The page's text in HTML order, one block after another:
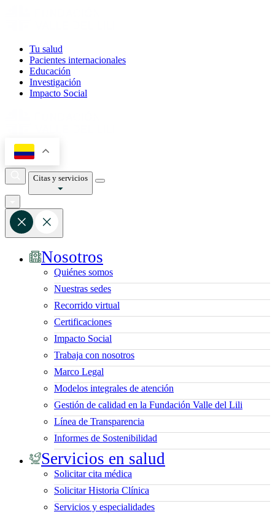
Tu salud
Pacientes internacionales
Educación
Investigación
Impacto Social
Citas y servicios
Nosotros
Quiénes somos
Nuestras sedes
Recorrido virtual
Certificaciones
Impacto Social
Trabaja con nosotros
Marco Legal
Modelos integrales de atención
Gestión de calidad en la Fundación Valle del Lili
Línea de Transparencia
Informes de Sostenibilidad
Servicios en salud
Solicitar cita médica
Solicitar Historia Clínica
Servicios y especialidades